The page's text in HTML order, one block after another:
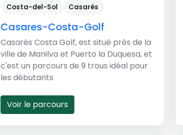
Costa-del-Sol Casarés
Casares-Costa-Golf
Casarès Costa Golf, est situé près de la
ville de Manilva et Puerto la Duquesa, et
c'est un parcours de 9 trous idéal pour
les débutants
Voir le parcours